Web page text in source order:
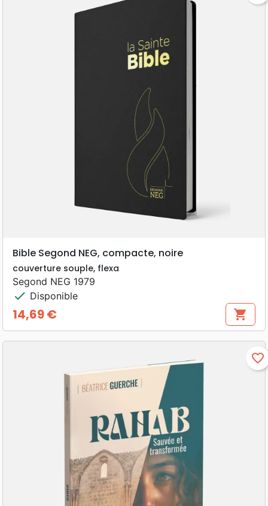
Bible Segond NEG, compacte, noire
couverture souple, flexa
Segond NEG 1979
check Disponible
Prix
14,69 € shopping_cart
favorite_border